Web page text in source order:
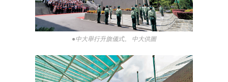
●中大舉行升旗儀式。 中大供圖